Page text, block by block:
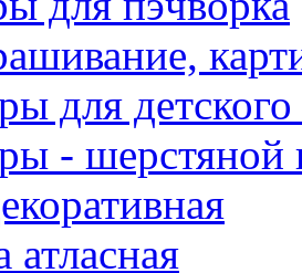
для
- шерстяной
атласная